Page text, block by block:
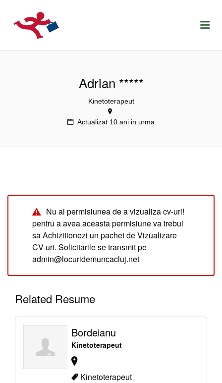
LOCURIDEMUNCACLUJ.NET
Adrian *****
Kinetoterapeut
Actualizat 10 ani in urma
Nu ai permisiunea de a vizualiza cv-uri!
pentru a avea aceasta permisiune va trebui
sa Achizitionezi un pachet de Vizualizare
CV-uri. Solicitarile se transmit pe
admin@locuridemuncacluj.net
Related Resume
Bordeianu
Kinetoterapeut
Kinetoterapeut